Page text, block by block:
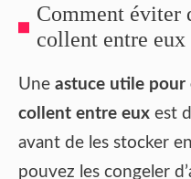
Comment éviter
collent entre eux
Une astuce utile pour
collent entre eux est
avant de les stocker
pouvez les congeler